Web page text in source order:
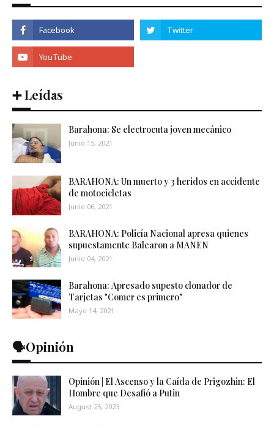
➕ Leídas
Barahona: Se electrocuta joven mecánico
Junio 15, 2021
BARAHONA: Un muerto y 3 heridos en accidente
de motocicletas
Junio 06, 2021
BARAHONA: Policía Nacional apresa quienes
supuestamente Balearon a MANEN
Junio 04, 2021
Barahona: Apresado supesto clonador de
Tarjetas "Comer es primero"
Mayo 14, 2021
🗣️Opinión
Opinión | El Ascenso y la Caída de Prigozhin: El
Hombre que Desafió a Putin
August 25, 2023